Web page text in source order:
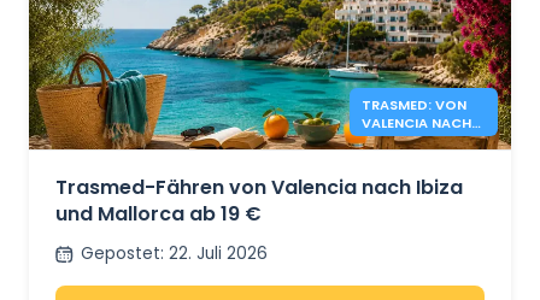
TRASMED: VON
VALENCIA NACH
IBIZA &
Trasmed-Fähren von Valencia nach Ibiza
und Mallorca ab 19 €
Gepostet: 22. Juli 2026